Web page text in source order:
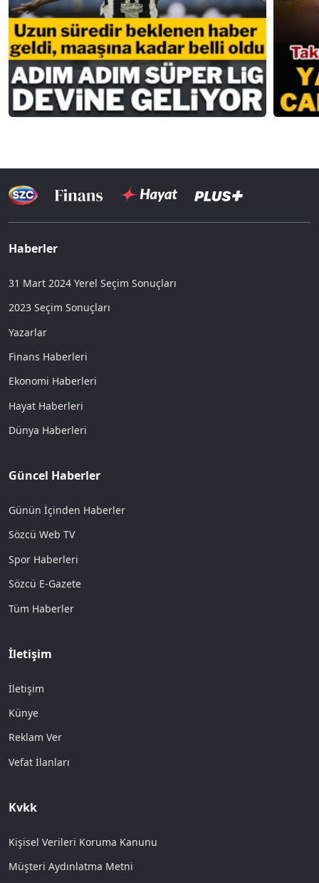
Haberler
31 Mart 2024 Yerel Seçim Sonuçları
2023 Seçim Sonuçları
Yazarlar
Finans Haberleri
Ekonomi Haberleri
Hayat Haberleri
Dünya Haberleri
Güncel Haberler
Günün İçinden Haberler
Sözcü Web TV
Spor Haberleri
Sözcü E-Gazete
Tüm Haberler
İletişim
İletişim
Künye
Reklam Ver
Vefat İlanları
Kvkk
Kişisel Verileri Koruma Kanunu
Müşteri Aydınlatma Metni